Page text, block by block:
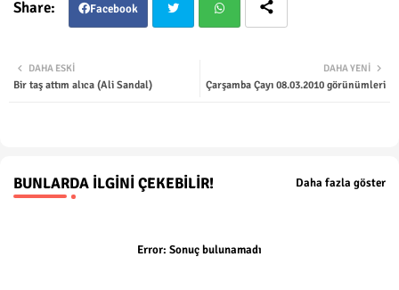
Facebook
tsap
DAHA YENI
Çarşamba Çayı 08.03.2010 görünümleri
DAHA ESKI
Bir taş attım alıca (Ali Sandal)
BUNLARDA İLGINI ÇEKEBILIR! Daha fazla göster
Error: Sonuç bulunamadı